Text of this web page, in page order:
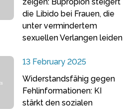
die Libido bei Frauen, die
unter vermindertem
sexuellen Verlangen leiden
13 February 2025
Widerstandsfähig gegen
Fehlinformationen: KI
stärkt den sozialen